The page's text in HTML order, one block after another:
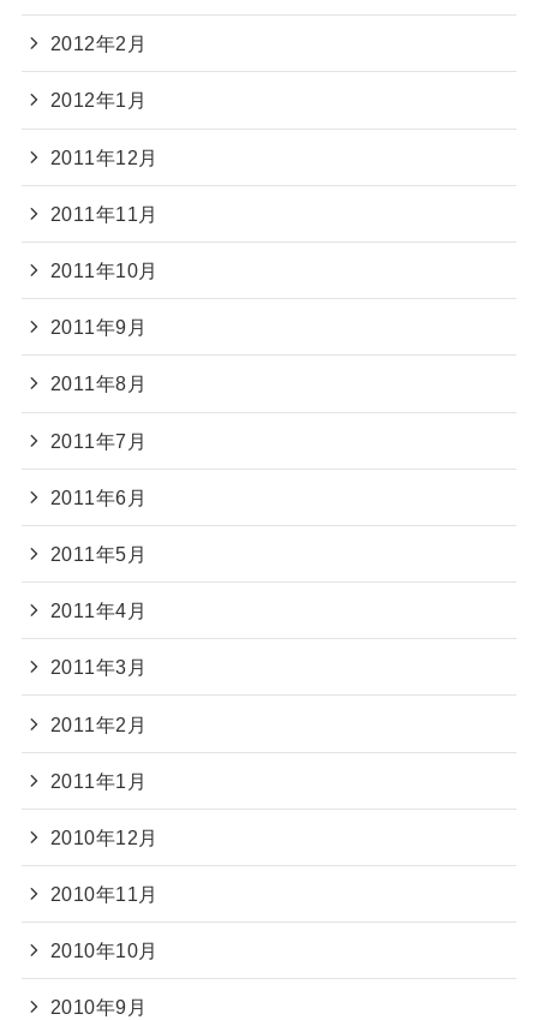
2012年2月
2012年1月
2011年12月
2011年11月
2011年10月
2011年9月
2011年8月
2011年7月
2011年6月
2011年5月
2011年4月
2011年3月
2011年2月
2011年1月
2010年12月
2010年11月
2010年10月
2010年9月